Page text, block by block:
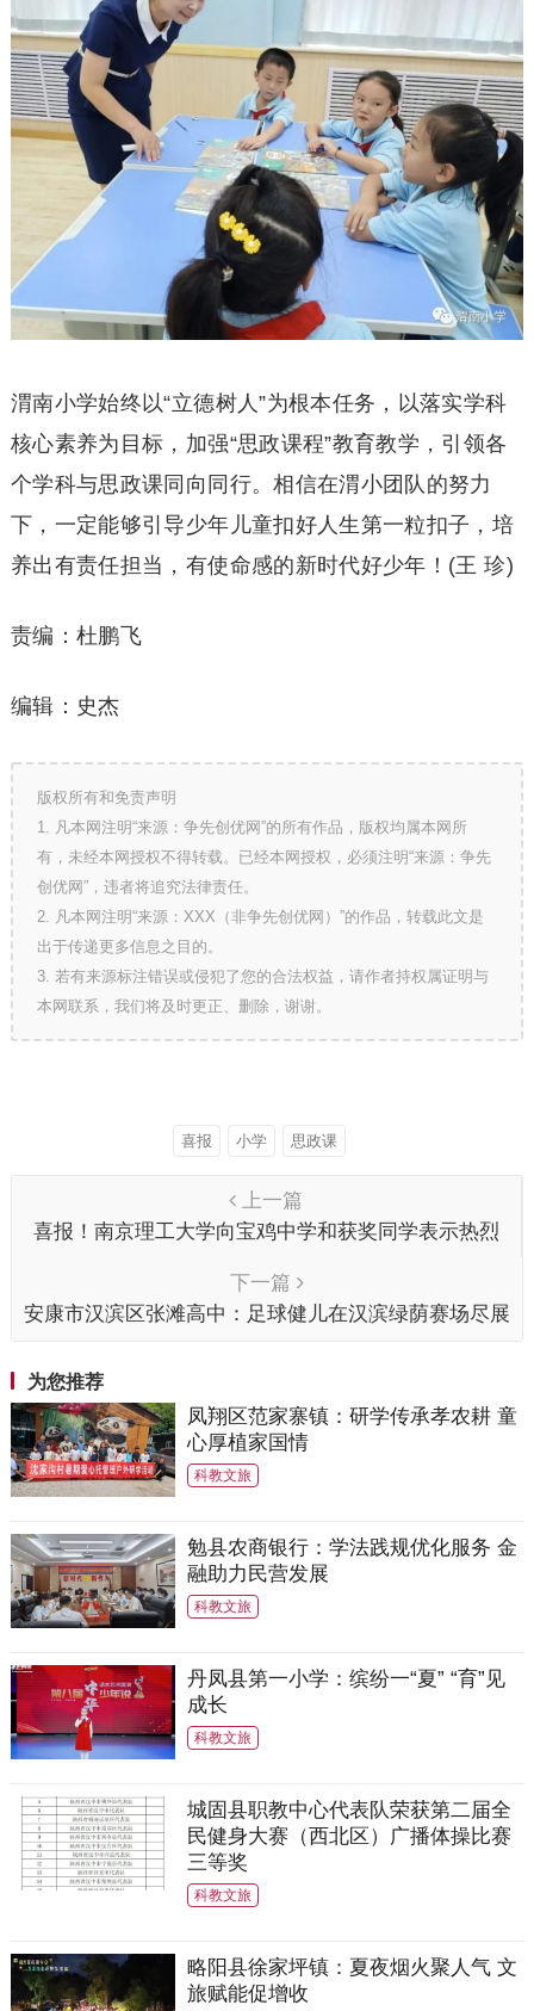
渭南小学始终以“立德树人”为根本任务，以落实学科
核心素养为目标，加强“思政课程”教育教学，引领各
个学科与思政课同向同行。相信在渭小团队的努力
下，一定能够引导少年儿童扣好人生第一粒扣子，培
养出有责任担当，有使命感的新时代好少年！(王 珍)
责编：杜鹏飞
编辑：史杰
版权所有和免责声明
1. 凡本网注明“来源：争先创优网”的所有作品，版权均属本网所
有，未经本网授权不得转载。已经本网授权，必须注明“来源：争先
创优网”，违者将追究法律责任。
2. 凡本网注明“来源：XXX（非争先创优网）”的作品，转载此文是
出于传递更多信息之目的。
3. 若有来源标注错误或侵犯了您的合法权益，请作者持权属证明与
本网联系，我们将及时更正、删除，谢谢。
喜报 小学 思政课
上一篇
喜报！南京理工大学向宝鸡中学和获奖同学表示热烈
下一篇
安康市汉滨区张滩高中：足球健儿在汉滨绿荫赛场尽展
为您推荐
凤翔区范家寨镇：研学传承孝农耕 童
心厚植家国情
科教文旅
勉县农商银行：学法践规优化服务 金
融助力民营发展
科教文旅
丹凤县第一小学：缤纷一“夏” “育”见
成长
科教文旅
城固县职教中心代表队荣获第二届全
民健身大赛（西北区）广播体操比赛
三等奖
科教文旅
略阳县徐家坪镇：夏夜烟火聚人气 文
旅赋能促增收